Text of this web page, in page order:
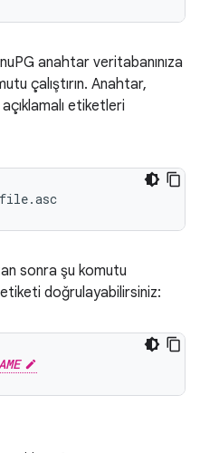
anahtar veritabanınıza
çalıştırın. Anahtar,
etiketleri
sonra şu komutu
doğrulayabilirsiniz: